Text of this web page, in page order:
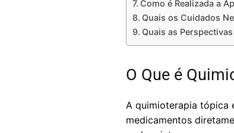
Como é Realizada a
Quais os Cuidados
Quais as
O Que é
A quimioterapia tópica
medicamentos